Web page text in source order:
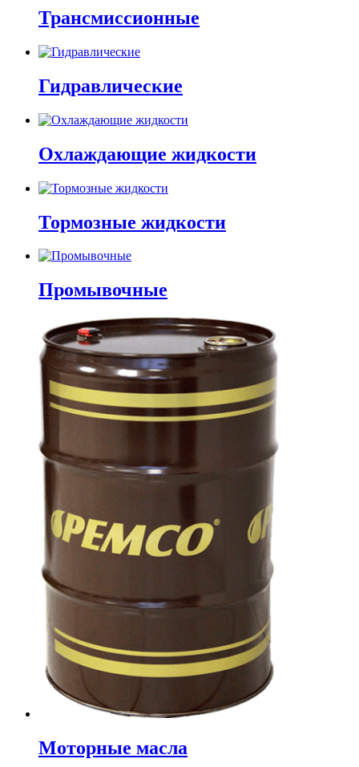
Трансмиссионные
Гидравлические
Охлаждающие жидкости
Тормозные жидкости
Промывочные
Моторные масла